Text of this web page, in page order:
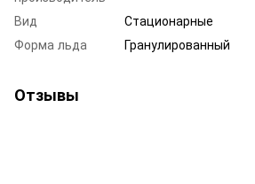
Вид
Стационарные
Форма льда
Гранулированный
Отзывы